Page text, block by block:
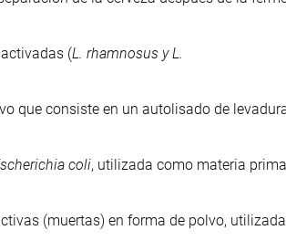
(L. rhamnosus y L.
que consiste en un autolisado de
coli, utilizada como materia
(muertas) en forma de polvo,